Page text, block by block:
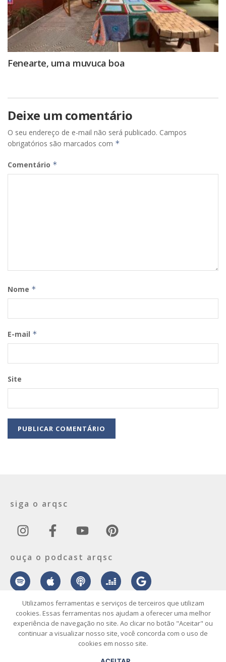
Fenearte, uma muvuca boa
Deixe um comentário
O seu endereço de e-mail não será publicado. Campos
obrigatórios são marcados com *
Comentário *
Nome *
E-mail *
Site
siga o arqsc
ouça o podcast arqsc
sobre contato envie seu projeto publicidade vídeo podcast
Utilizamos ferramentas e serviços de terceiros que utilizam
cookies. Essas ferramentas nos ajudam a oferecer uma melhor
experiência de navegação no site. Ao clicar no botão "Aceitar" ou
continuar a visualizar nosso site, você concorda com o uso de
cookies em nosso site.